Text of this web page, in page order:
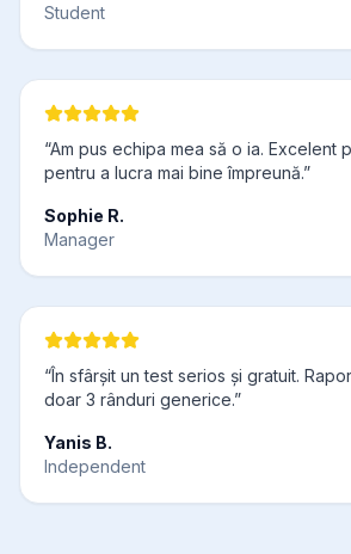
Student
“Am pus echipa mea să o ia. Excelent
pentru a lucra mai bine împreună.”
Sophie R.
Manager
“În sfârșit un test serios și gratuit.
doar 3 rânduri generice.”
Yanis B.
Independent